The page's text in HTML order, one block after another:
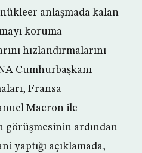
anlaşmada kalan
koruma
hızlandırmalarını
Cumhurbaşkanı
Fransa
Macron ile
görüşmesinin ardından
yaptığı açıklamada,